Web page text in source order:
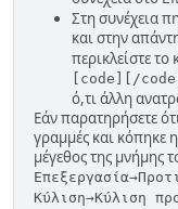
Στη συνέχεια
και στην
περικλείστε το
[cοde][/cοde]
ό,τι άλλη
Εάν παρατηρήσετε
γραμμές και κόπηκε
μέγεθος της μνήμης
Κύλιση→Κύλιση